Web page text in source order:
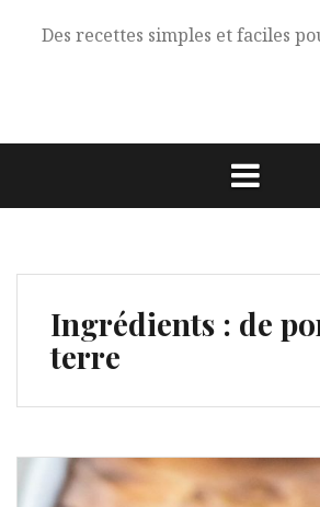
Des recettes simples et faciles
Ingrédients : de
terre